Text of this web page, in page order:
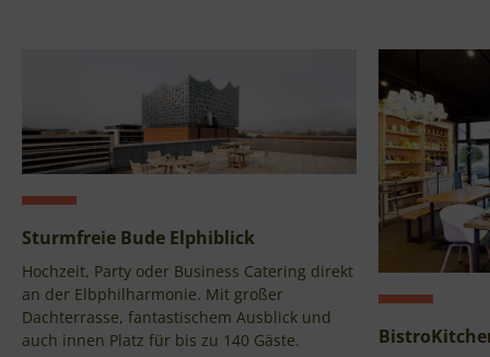
Sturmfreie Bude Elphiblick
Hochzeit, Party oder Business Catering direkt
an der Elbphilharmonie. Mit großer
Dachterrasse, fantastischem Ausblick und
auch innen Platz für bis zu 140 Gäste.